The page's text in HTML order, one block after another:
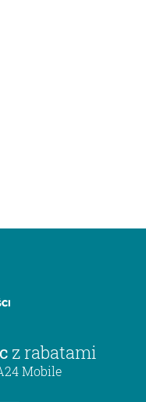
z rabatami
Mobile